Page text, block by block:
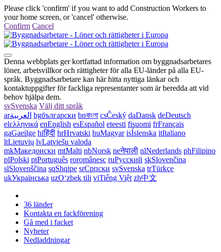
Please click 'confirm' if you want to add Construction Workers to
your home screen, or 'cancel' otherwise.
Confirm Cancel
Denna webbplats ger kortfattad information om byggnadsarbetares
löner, arbetsvillkor och rättigheter för alla EU-länder på alla EU-
språk. Byggnadsarbetare kan här hitta nyttiga länkar och
kontaktuppgifter för fackliga representanter som är beredda att vid
behov hjälpa dem.
svSvenska Välj ditt språk
arالعربية bgбългарски bnবাংলা csČeský daDansk deDeutsch
elελληνικά enEnglish esEspañol eteesti fisuomi frFrançais
gaGaeilge hiहिंदी hrHrvatski huMagyar isÍslenska itItaliano
ltLietuvių lvLatviešu valoda
mkМакедонски mtMalti nbNorsk neनेपाली nlNederlands phFilipino
plPolski ptPortuguês roromânesc ruРусский skSlovenčina
slSlovenščina sqShqipe srСрпски svSvenska trTürkçe
ukУкраїнська uzOʻzbek tili viTiếng Việt zh中文
36 länder
Kontakta en fackförening
Gå med i facket
Nyheter
Nedladdningar